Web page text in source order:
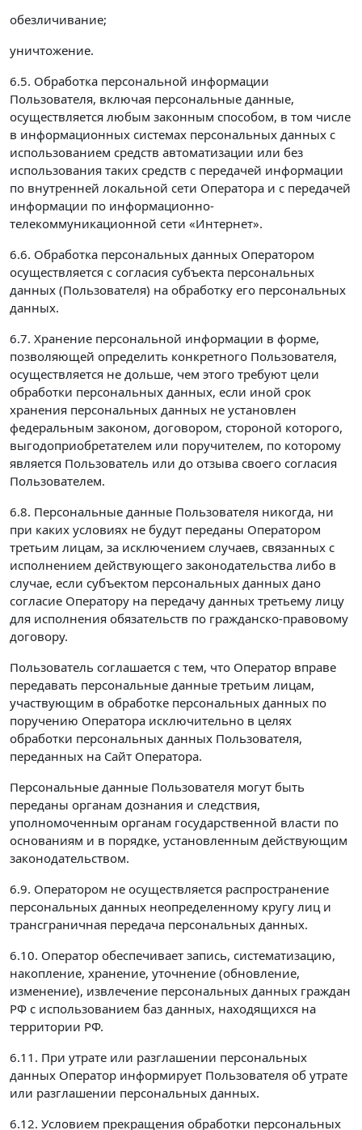
обезличивание;
уничтожение.
6.5. Обработка персональной информации
Пользователя, включая персональные данные,
осуществляется любым законным способом, в том числе
в информационных системах персональных данных с
использованием средств автоматизации или без
использования таких средств с передачей информации
по внутренней локальной сети Оператора и с передачей
информации по информационно-
телекоммуникационной сети «Интернет».
6.6. Обработка персональных данных Оператором
осуществляется с согласия субъекта персональных
данных (Пользователя) на обработку его персональных
данных.
6.7. Хранение персональной информации в форме,
позволяющей определить конкретного Пользователя,
осуществляется не дольше, чем этого требуют цели
обработки персональных данных, если иной срок
хранения персональных данных не установлен
федеральным законом, договором, стороной которого,
выгодоприобретателем или поручителем, по которому
является Пользователь или до отзыва своего согласия
Пользователем.
6.8. Персональные данные Пользователя никогда, ни
при каких условиях не будут переданы Оператором
третьим лицам, за исключением случаев, связанных с
исполнением действующего законодательства либо в
случае, если субъектом персональных данных дано
согласие Оператору на передачу данных третьему лицу
для исполнения обязательств по гражданско-правовому
договору.
Пользователь соглашается с тем, что Оператор вправе
передавать персональные данные третьим лицам,
участвующим в обработке персональных данных по
поручению Оператора исключительно в целях
обработки персональных данных Пользователя,
переданных на Сайт Оператора.
Персональные данные Пользователя могут быть
переданы органам дознания и следствия,
уполномоченным органам государственной власти по
основаниям и в порядке, установленным действующим
законодательством.
6.9. Оператором не осуществляется распространение
персональных данных неопределенному кругу лиц и
трансграничная передача персональных данных.
6.10. Оператор обеспечивает запись, систематизацию,
накопление, хранение, уточнение (обновление,
изменение), извлечение персональных данных граждан
РФ с использованием баз данных, находящихся на
территории РФ.
6.11. При утрате или разглашении персональных
данных Оператор информирует Пользователя об утрате
или разглашении персональных данных.
6.12. Условием прекращения обработки персональных